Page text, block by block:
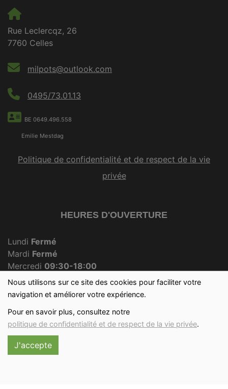
Nous utilisons sur ce site des cookies pour faciliter votre
navigation et améliorer votre expérience.
Pour en savoir plus, consultez notre
politique de confidentialité et de respect de la vie privée.
J'accepte
Rue Leclercqz, 26
7760 Celles
milpots@outlook.com
0495/73.01.13
BE 0649.496.558
Emilie Mestdag
Politique de confidentialité et de respect de la vie
privée
HEURES D'OUVERTURE
Lundi Fermé
Mardi Fermé
Mercredi 09:30-18:00
JeudiFermé
Vendredi 09:30-18:00
Dimanche09:30-12:00